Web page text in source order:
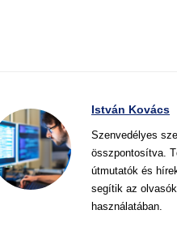
István Kovács
Szenvedélyes
összpontosítva.
útmutatók és
segítik az
használatában.